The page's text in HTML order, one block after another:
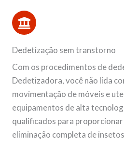
Dedetização sem transtorno
Com os procedimentos de
Dedetizadora, você não lida
movimentação de móveis e
equipamentos de alta
qualificados para
eliminação completa de